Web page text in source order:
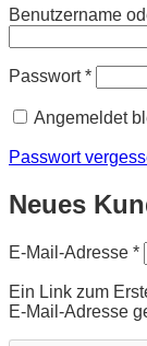
Benutzername
Passwort*
Angemeldet
Passwort
Neues
E-Mail-Adresse *
Ein Link zum
E-Mail-Adresse